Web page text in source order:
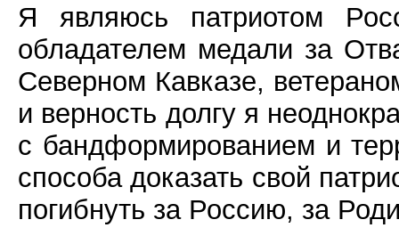
Я являюсь патриотом
обладателем медали за
Северном Кавказе,
и верность долгу я
с бандформированием и
способа доказать свой
погибнуть за Россию, за